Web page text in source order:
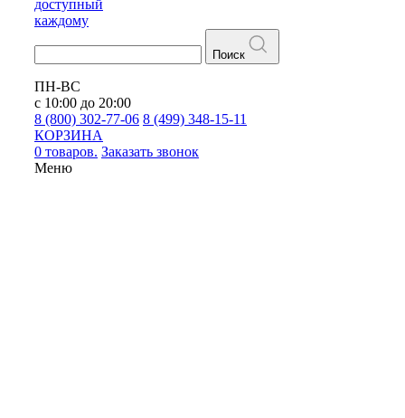
доступный
каждому
Поиск
ПН-ВС
с 10:00 до 20:00
8 (800) 302-77-06 8 (499) 348-15-11
КОРЗИНА
0 товаров. Заказать звонок
Меню